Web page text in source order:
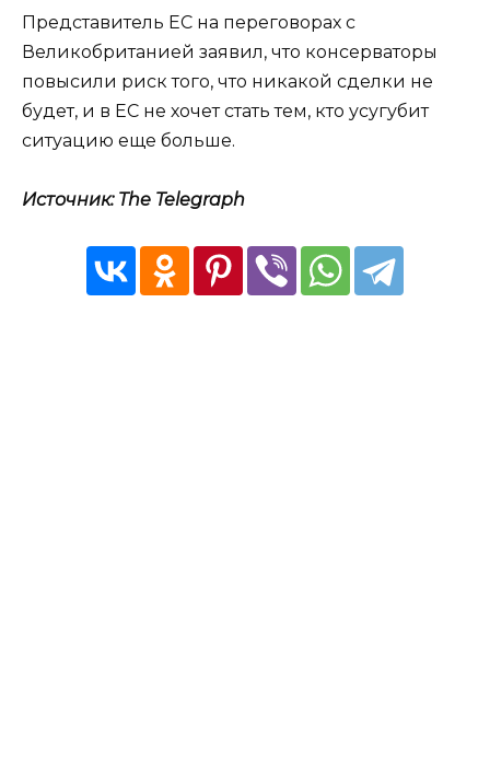
Представитель ЕС на переговорах с
Великобританией заявил, что консерваторы
повысили риск того, что никакой сделки не
будет, и в ЕС не хочет стать тем, кто усугубит
ситуацию еще больше.
Источник: The Telegraph